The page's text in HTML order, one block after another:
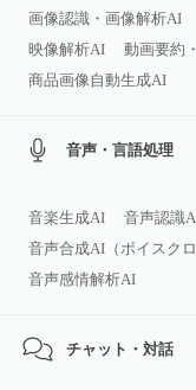
画像認識・画像解析AI
映像解析AI
動画要約
商品画像自動生成AI
音声・言語処理
音楽生成AI 音声認識
音声合成AI（ボイスクロ
音声感情解析AI
チャット・対話